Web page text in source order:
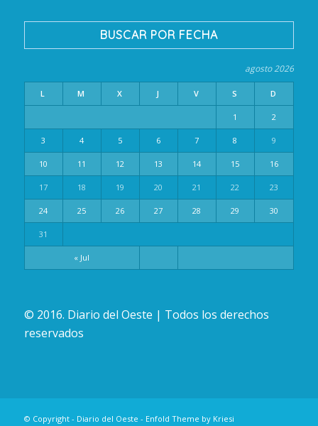
BUSCAR POR FECHA
agosto 2026
L M X J V S D
« Jul
1 2
3 4 5 6 7 8 9
10 11 12 13 14 15 16
17 18 19 20 21 22 23
24 25 26 27 28 29 30
31
© 2016. Diario del Oeste | Todos los derechos
reservados
© Copyright - Diario del Oeste - Enfold Theme by Kriesi